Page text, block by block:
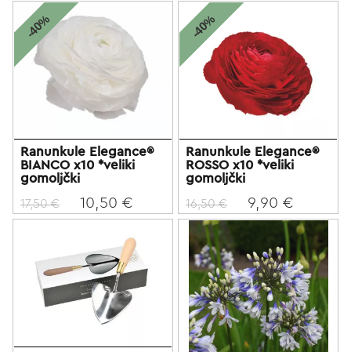
-40%
Ranunkule Elegance®
BIANCO x10 *veliki
gomoljčki
17,50 € 10,50 €
-40%
Ranunkule Elegance®
ROSSO x10 *veliki
gomoljčki
16,50 € 9,90 €